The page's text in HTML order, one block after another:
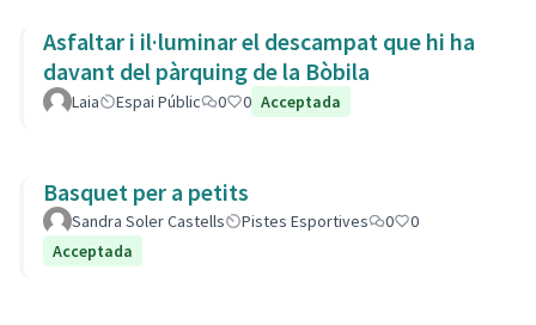
Asfaltar i il·luminar el descampat que hi ha
davant del pàrquing de la Bòbila
Laia Espai Públic 0 0 Acceptada
Basquet per a petits
Sandra Soler Castells Pistes Esportives 0
0
Acceptada